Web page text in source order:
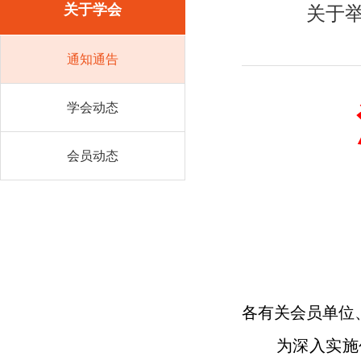
关于学会
通知通告
学会动态
会员动态
关于
各有关会员单位
为深入实